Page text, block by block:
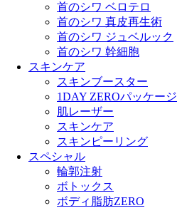
首のシワ ベロテロ
首のシワ 真皮再生術
首のシワ ジュベルック
首のシワ 幹細胞
スキンケア
スキンブースター
1DAY ZEROパッケージ
肌レーザー
スキンケア
スキンピーリング
スペシャル
輪郭注射
ボトックス
ボディ脂肪ZERO